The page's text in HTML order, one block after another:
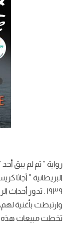
رواية ” ثم لم يبق
البريطانية ” أجاثا
١٩٣٩ . تدور
وارتبطت بأغنية
تخطت مبيعات هذه الرواية لأكثر